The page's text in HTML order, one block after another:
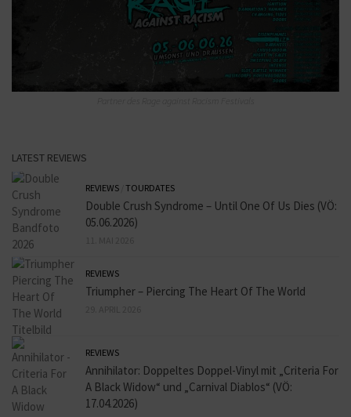
LATEST REVIEWS
REVIEWS TOURDATES
Double Crush Syndrome – Until One Of Us Dies (VÖ:
05.06.2026)
REVIEWS
Triumpher – Piercing The Heart Of The World
REVIEWS
Annihilator: Doppeltes Doppel-Vinyl mit „Criteria For
A Black Widow“ und „Carnival Diablos“ (VÖ:
17.04.2026)